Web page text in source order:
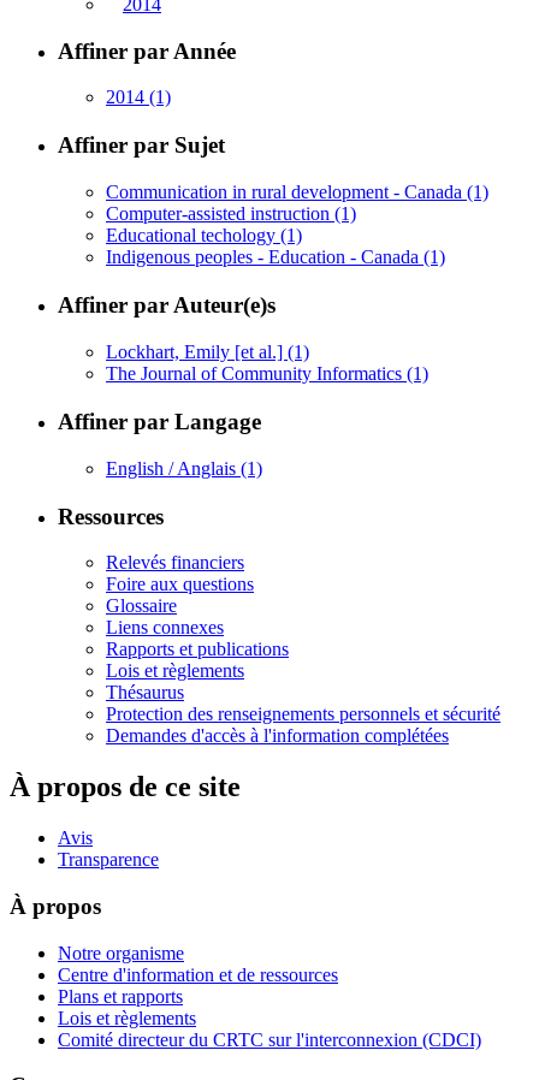
2014
Affiner par Année
2014 (1)
Affiner par Sujet
Communication in rural development - Canada (1)
Computer-assisted instruction (1)
Educational techology (1)
Indigenous peoples - Education - Canada (1)
Affiner par Auteur(e)s
Lockhart, Emily [et al.] (1)
The Journal of Community Informatics (1)
Affiner par Langage
English / Anglais (1)
Ressources
Relevés financiers
Foire aux questions
Glossaire
Liens connexes
Rapports et publications
Lois et règlements
Thésaurus
Protection des renseignements personnels et sécurité
Demandes d'accès à l'information complétées
À propos de ce site
Avis
Transparence
À propos
Notre organisme
Centre d'information et de ressources
Plans et rapports
Lois et règlements
Comité directeur du CRTC sur l'interconnexion (CDCI)